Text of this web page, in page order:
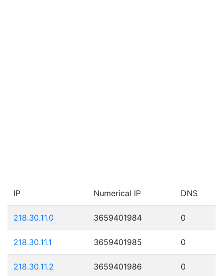
IP Numerical IP DNS
218.30.11.0 3659401984 0
218.30.11.1 3659401985 0
218.30.11.2 3659401986 0